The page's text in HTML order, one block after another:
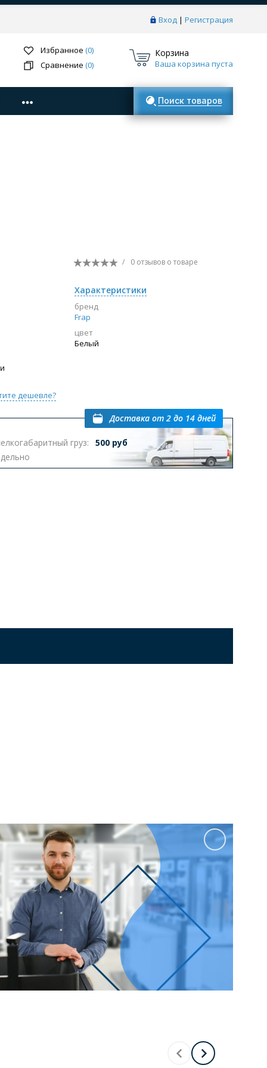
Вход | Регистрация
Избранное (0)
Сравнение (0)
Корзина
Ваша корзина пуста
Поиск товаров
/ 0 отзывов о товаре
Характеристики
бренд
Frap
цвет
Белый
дешевле?
груз:
500 руб
Доставка от 2 до 14 дней